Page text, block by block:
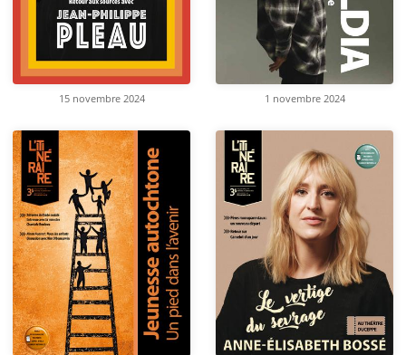
15 novembre 2024 1 novembre 2024